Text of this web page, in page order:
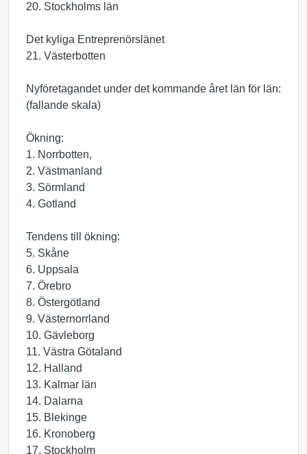
20. Stockholms län
Det kyliga Entreprenörslänet
21. Västerbotten
Nyföretagandet under det kommande året län för län:
(fallande skala)
Ökning:
1. Norrbotten,
2. Västmanland
3. Sörmland
4. Gotland
Tendens till ökning:
5. Skåne
6. Uppsala
7. Örebro
8. Östergötland
9. Västernorrland
10. Gävleborg
11. Västra Götaland
12. Halland
13. Kalmar län
14. Dalarna
15. Blekinge
16. Kronoberg
17. Stockholm